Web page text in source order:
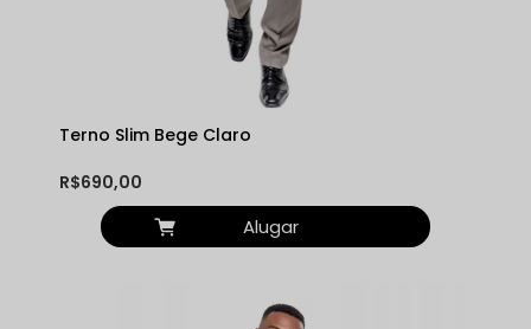
Terno Slim Bege Claro
R$690,00
Alugar